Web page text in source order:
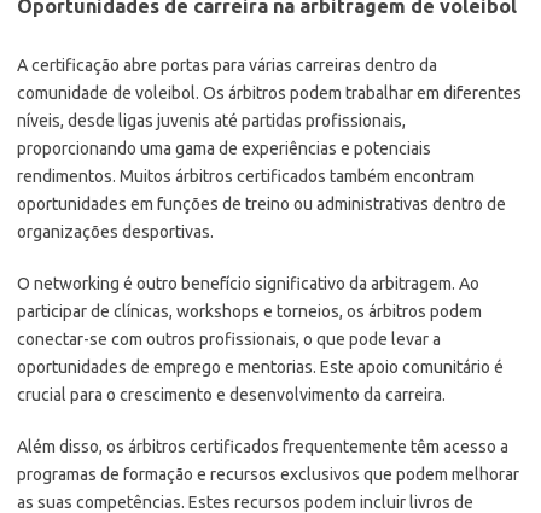
Oportunidades de carreira na arbitragem de voleibol
A certificação abre portas para várias carreiras dentro da
comunidade de voleibol. Os árbitros podem trabalhar em diferentes
níveis, desde ligas juvenis até partidas profissionais,
proporcionando uma gama de experiências e potenciais
rendimentos. Muitos árbitros certificados também encontram
oportunidades em funções de treino ou administrativas dentro de
organizações desportivas.
O networking é outro benefício significativo da arbitragem. Ao
participar de clínicas, workshops e torneios, os árbitros podem
conectar-se com outros profissionais, o que pode levar a
oportunidades de emprego e mentorias. Este apoio comunitário é
crucial para o crescimento e desenvolvimento da carreira.
Além disso, os árbitros certificados frequentemente têm acesso a
programas de formação e recursos exclusivos que podem melhorar
as suas competências. Estes recursos podem incluir livros de